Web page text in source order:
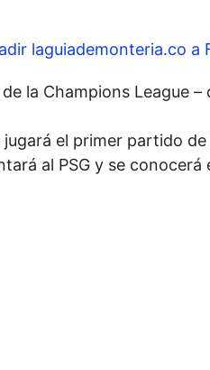
laguiademonteria.co a
la Champions League
jugará el primer partido
al PSG y se